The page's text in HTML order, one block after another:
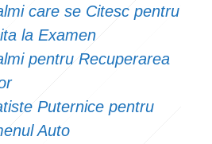
care se Citesc pentru
la Examen
pentru Recuperarea
Puternice pentru
Auto